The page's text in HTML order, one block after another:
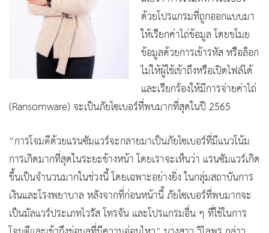
ด้วยโปรแกรมที่ถูกออกแบบมา
ให้เรียกค่าไถ่ข้อมูล โดยขโมย
ข้อมูลด้วยการเข้ารหัส หรือล็อก
ไม่ให้ผู้ใช้เข้าถึงหรือเปิดไฟล์ได้
และเรียกร้องให้มีการจ่ายค่าไถ่
(Ransomware) จะเป็นภัยไซเบอร์ที่พบมากที่สุดในปี 2565
“การโจมตีด้วยแรนซัมแวร์จะกลายมาเป็นภัยไซเบอร์ที่มีแนวโน้ม
การเกิดมากที่สุดในระยะข้างหน้า โดยเราจะเห็นว่า แรนซัมแวร์เกิด
ขึ้นเป็นจำนวนมากในช่วงนี้ โดยเฉพาะอย่างยิ่ง ในกลุ่มสถาบันการ
เงินและโรงพยาบาล หลังจากที่ก่อนหน้านี้ ภัยไซเบอร์ที่พบมากจะ
เป็นมัลแวร์ประเภทไวรัส โทรจัน และโปรแกรมอื่น ๆ ที่ใช้ในการ